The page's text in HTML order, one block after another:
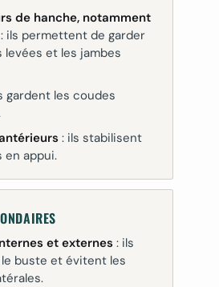
de hanche, notamment
: ils permettent de garder
levées et les jambes
gardent les coudes
: ils stabilisent
en appui.
et externes : ils
buste et évitent les